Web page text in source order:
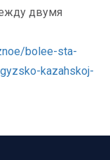
двумя
bolee-sta-
kazahskoj-